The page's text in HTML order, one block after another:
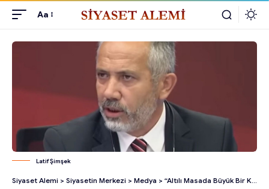
Aa
Latif Şimşek
Siyaset Alemi > Siyasetin Merkezi > Medya > “Altılı Masada Büyük Bir Kriz Var” Diyerek Latif Şimşek O Detaya Dikkat Çekti!